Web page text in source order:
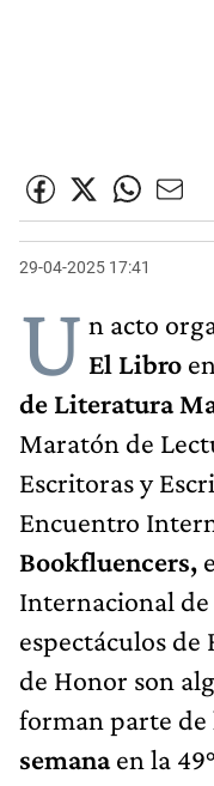
29-04-2025 17:41
U n acto
El Libro
de Literatura
Maratón de
Escritoras y
Encuentro
Bookfluencers,
Internacional de
espectáculos
de Honor son
forman parte de
semanaen la 49°